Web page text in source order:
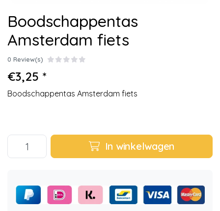
Boodschappentas
Amsterdam fiets
0 Review(s)
€3,25 *
Boodschappentas Amsterdam fiets
In winkelwagen